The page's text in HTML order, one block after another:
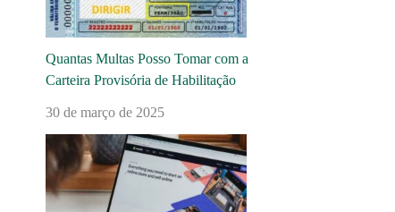
Quantas Multas Posso Tomar com a
Carteira Provisória de Habilitação
30 de março de 2025